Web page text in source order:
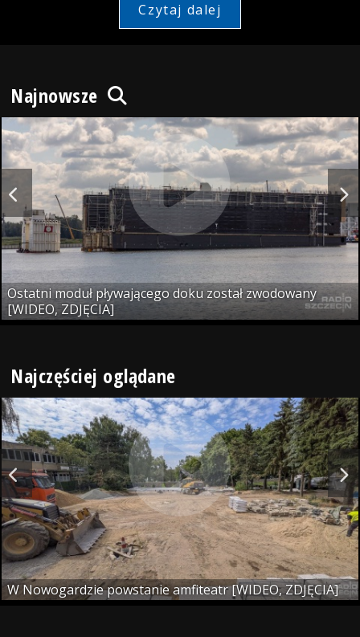
Czytaj dalej
Najnowsze
Ostatni moduł pływającego doku został zwodowany
[WIDEO, ZDJĘCIA]
Najczęściej oglądane
W Nowogardzie powstanie amfiteatr [WIDEO, ZDJĘCIA]